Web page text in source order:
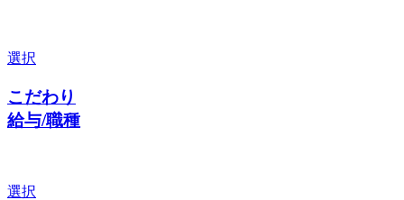
選択
こだわり
給与/職種
選択